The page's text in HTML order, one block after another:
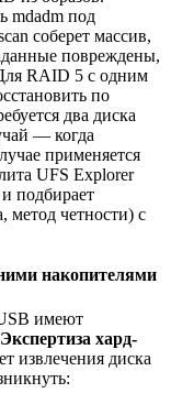
mdadm под
соберет массив,
повреждены,
RAID 5 с одним
по
два диска
— когда
применяется
UFS Explorer
подбирает
метод четности) с
накопителями
имеют
Экспертиза хард-
извлечения диска